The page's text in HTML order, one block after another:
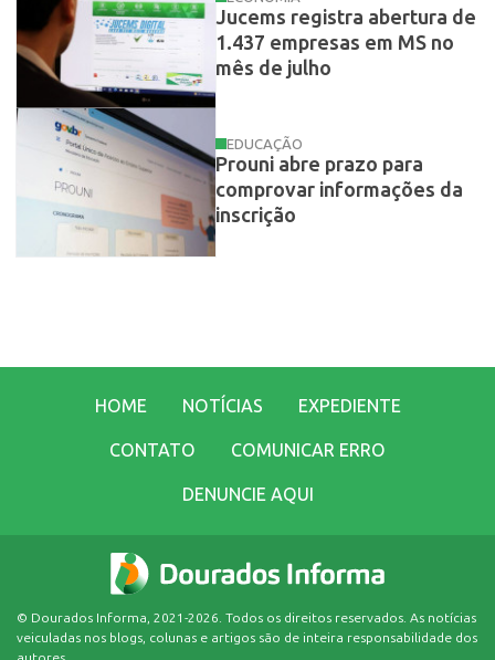
Jucems registra abertura de
1.437 empresas em MS no
mês de julho
EDUCAÇÃO
Prouni abre prazo para
comprovar informações da
inscrição
HOME NOTÍCIAS EXPEDIENTE
CONTATO COMUNICAR ERRO
DENUNCIE AQUI
© Dourados Informa, 2021-2026. Todos os direitos reservados. As notícias
veiculadas nos blogs, colunas e artigos são de inteira responsabilidade dos